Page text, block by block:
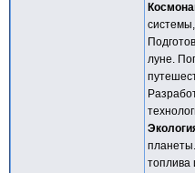
луне.
топлива